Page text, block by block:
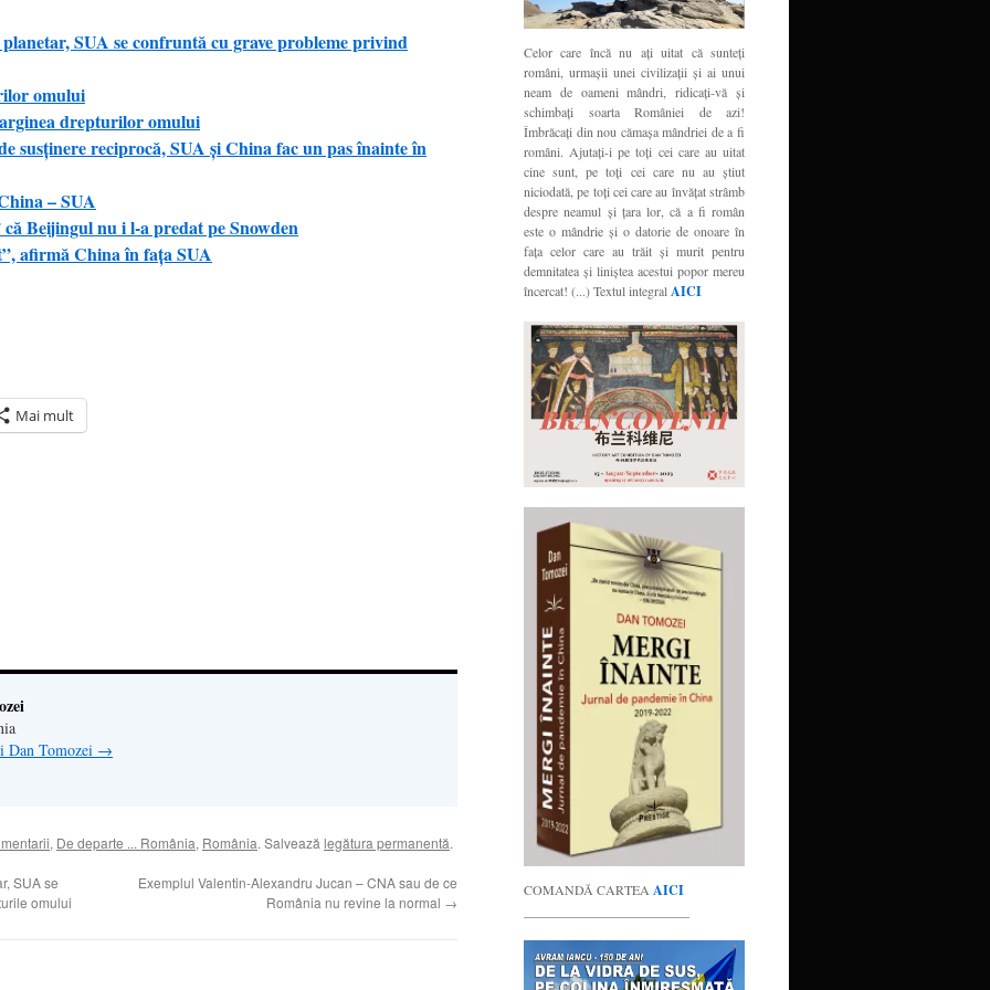
SUA se confruntă cu grave probleme privind
omului
drepturilor omului
susţinere reciprocă, SUA şi China fac un pas înainte în
– SUA
Beijingul nu i l-a predat pe Snowden
afirmă China în faţa SUA
Mai mult
Dan Tomozei →
, De departe ... România, România. Salvează legătura permanentă.
SUA se
omului
Exemplul Valentin-Alexandru Jucan – CNA sau de ce
România nu revine la normal →
Celor care încă nu aţi uitat că sunteţi
români, urmaşii unei civilizaţii şi ai unui
neam de oameni mândri, ridicaţi-vă şi
schimbaţi soarta României de azi!
Îmbrăcaţi din nou cămaşa mândriei de a fi
români. Ajutaţi-i pe toţi cei care au uitat
cine sunt, pe toţi cei care nu au ştiut
niciodată, pe toţi cei care au învăţat strâmb
despre neamul şi ţara lor, că a fi român
este o mândrie şi o datorie de onoare în
faţa celor care au trăit şi murit pentru
demnitatea şi liniştea acestui popor mereu
încercat! (...) Textul integralAICI
COMANDĂ CARTEA AICI